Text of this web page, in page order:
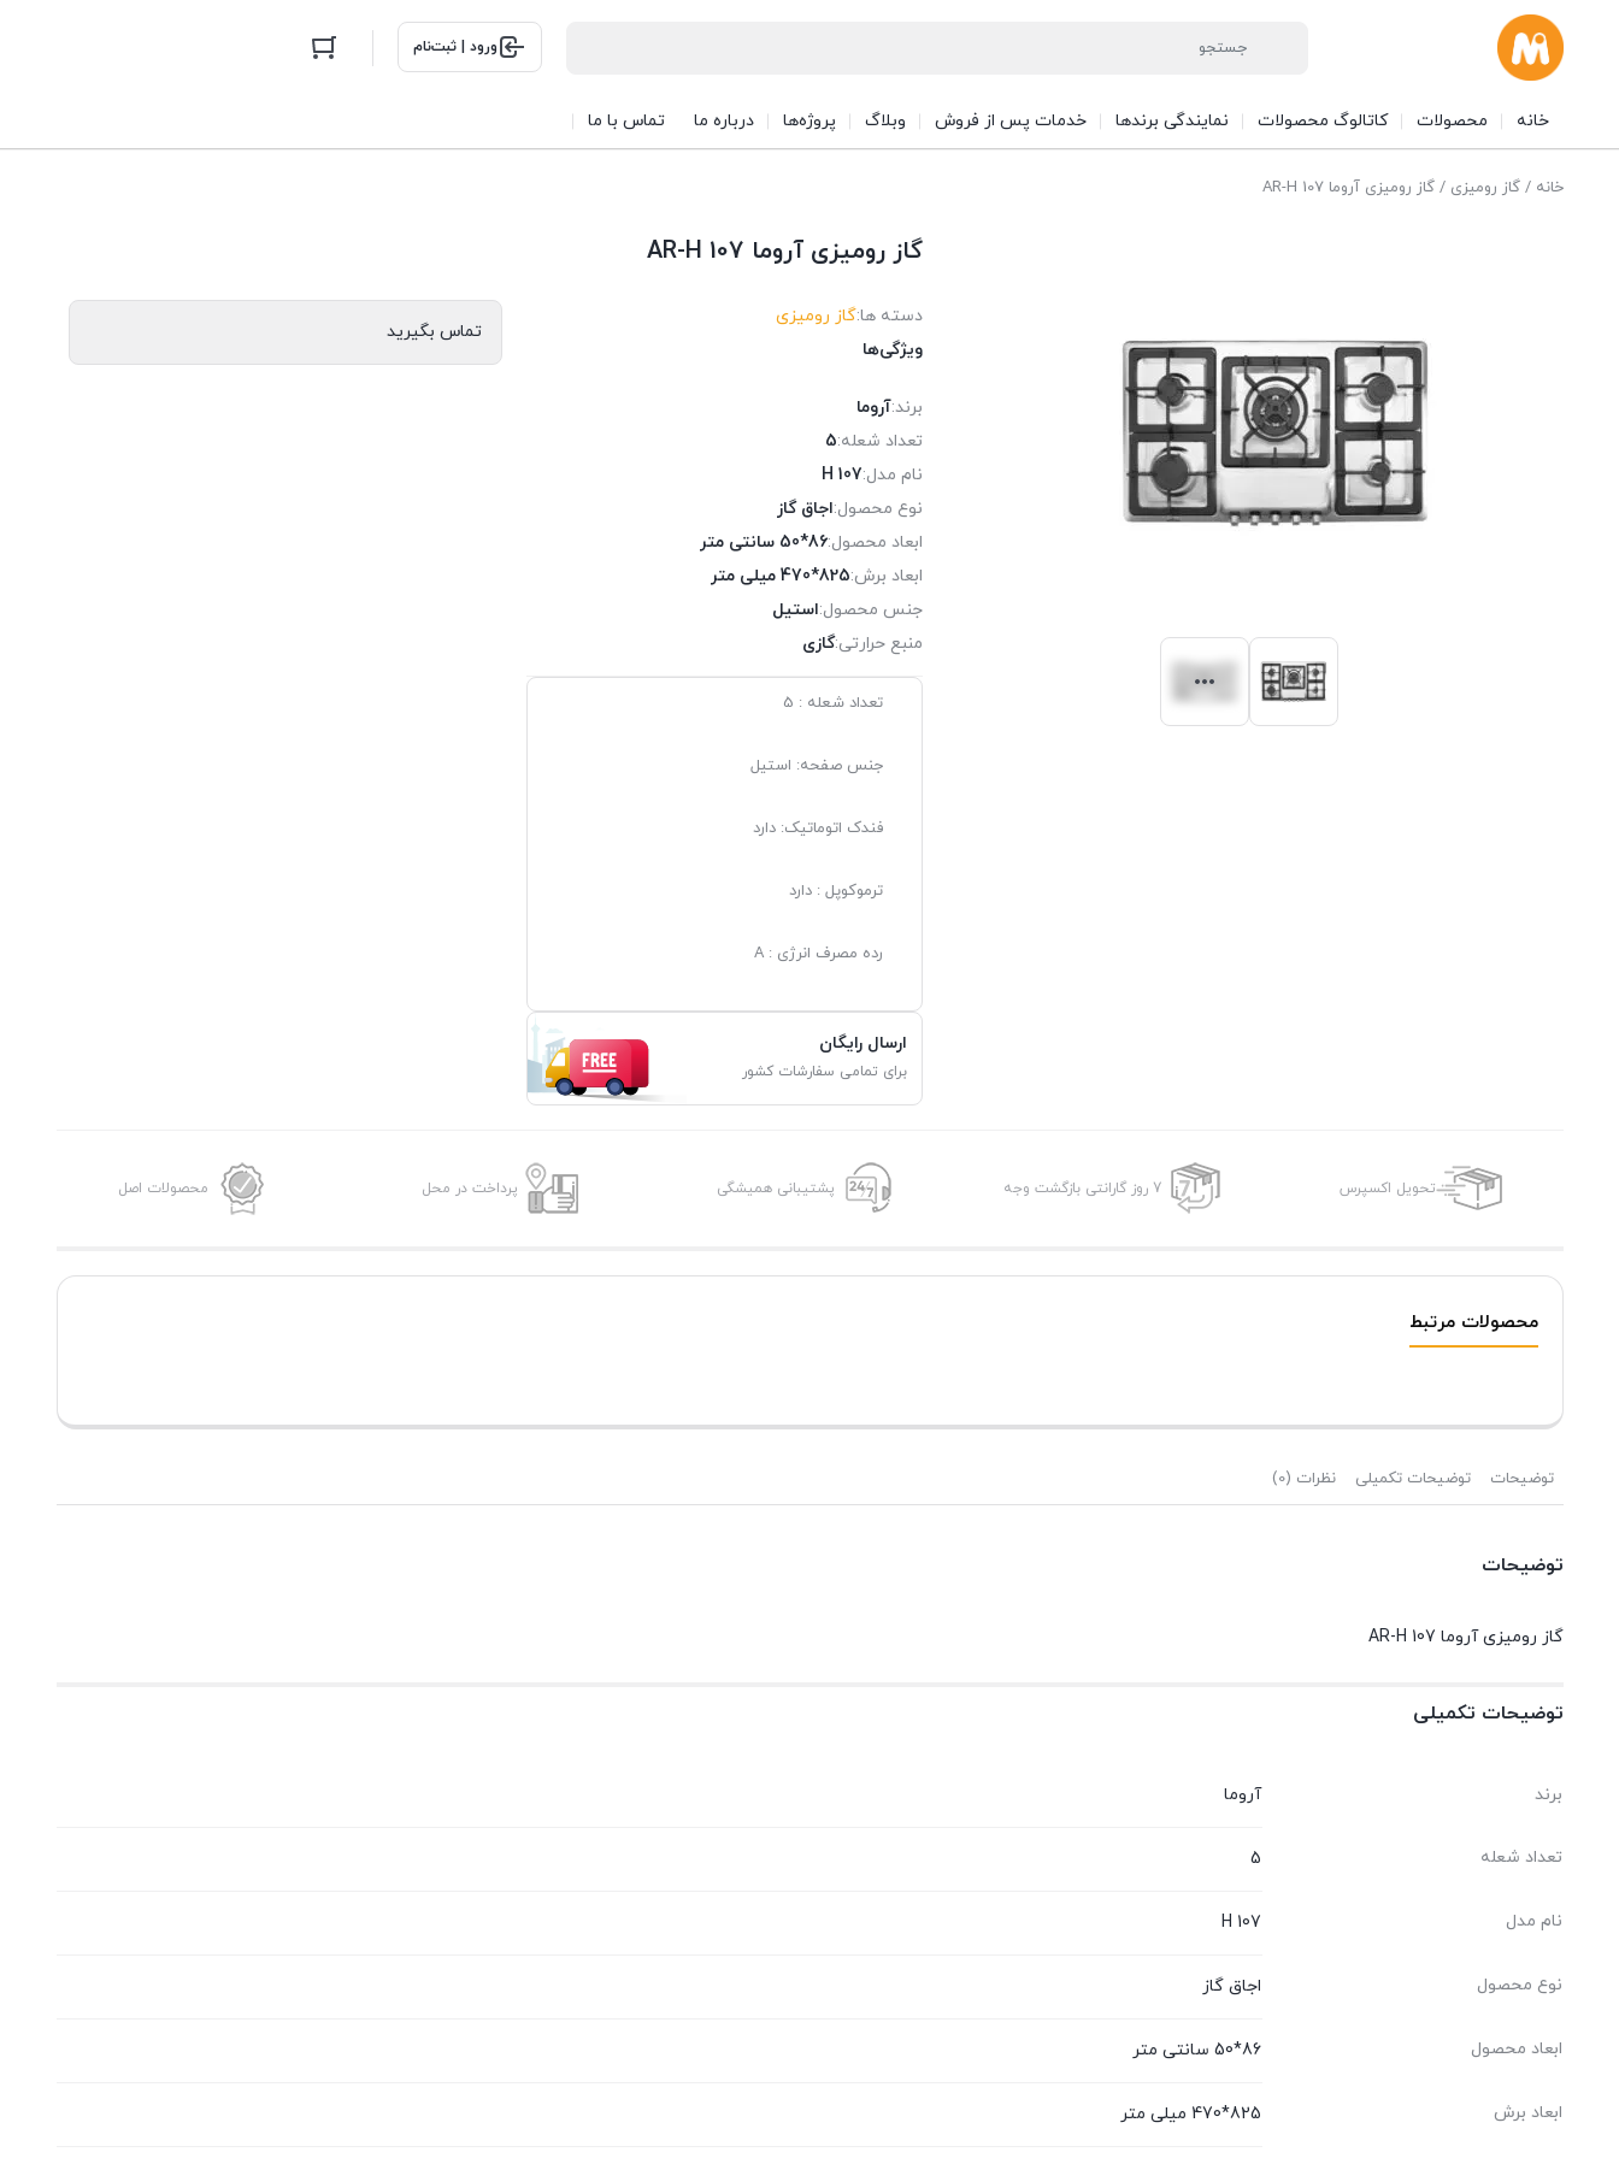
ورود | ثبت‌نام
خانه محصولات کاتالوگ محصولات نمایندگی برندها خدمات پس از فروش وبلاگ پروژه‌ها درباره ما تماس با ما
خانه /گاز رومیزی / گاز رومیزی آروما AR-H 107
گاز رومیزی آروما AR-H 107
دسته ها:گاز رومیزی
ویژگی‌ها
برند:آروما
تعداد شعله:5
نام مدل:H 107
نوع محصول:اجاق گاز
ابعاد محصول:86*50 سانتی متر
ابعاد برش:825*470 میلی متر
جنس محصول:استیل
منبع حرارتی:گازی
تعداد شعله : 5
جنس صفحه: استیل
فندک اتوماتیک: دارد
ترموکوپل : دارد
رده مصرف انرژی : A
ارسال رایگان
برای تمامی سفارشات کشور
تماس بگیرید
تحویل اکسپرس 7 روز گارانتی بازگشت وجه پشتیبانی همیشگی پرداخت در محل محصولات اصل
محصولات مرتبط
توضیحات توضیحات تکمیلی نظرات (0)
توضیحات
گاز رومیزی آروما AR-H 107
توضیحات تکمیلی
برند آروما
تعداد شعله 5
نام مدل H 107
نوع محصول اجاق گاز
ابعاد محصول 86*50 سانتی متر
ابعاد برش 825*470 میلی متر